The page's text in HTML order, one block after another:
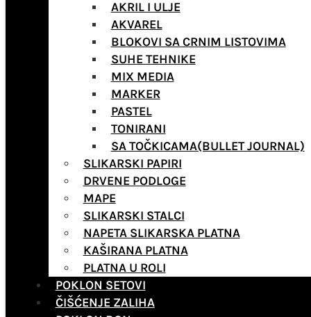
AKRIL I ULJE
AKVAREL
BLOKOVI SA CRNIM LISTOVIMA
SUHE TEHNIKE
MIX MEDIA
MARKER
PASTEL
TONIRANI
SA TOČKICAMA(BULLET JOURNAL)
SLIKARSKI PAPIRI
DRVENE PODLOGE
MAPE
SLIKARSKI STALCI
NAPETA SLIKARSKA PLATNA
KAŠIRANA PLATNA
PLATNA U ROLI
POKLON SETOVI
ČIŠĆENJE ZALIHA